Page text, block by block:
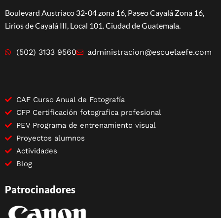
Boulevard Austriaco 32-04 zona 16, Paseo Cayalá Zona 16,
Lirios de Cayalá III, Local 101. Ciudad de Guatemala.
(502) 3133 9560 administracion@escuelaefe.com
CAF Curso Anual de Fotografía
CFP Certificación fotografica profesional
PEV Programa de entrenamiento visual
Proyectos alumnos
Actividades
Blog
Patrocinadores